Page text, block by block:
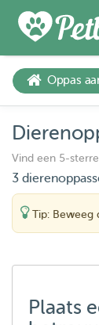
Oppas
Vind een 5-
3
Tip: Beweeg
Plaats